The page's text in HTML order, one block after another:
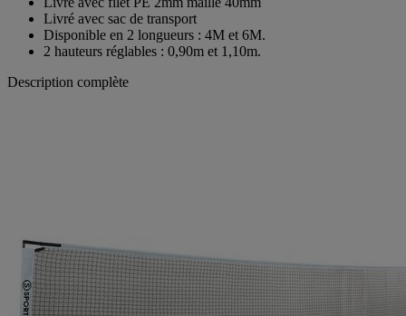
Livré avec sac de transport
Disponible en 2 longueurs : 4M et 6M.
2 hauteurs réglables : 0,90m et 1,10m.
Description complète